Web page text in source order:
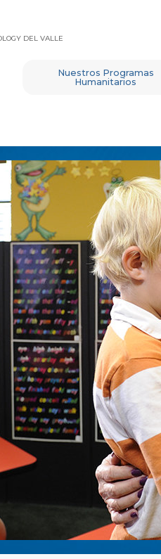
DEL VALLE
Nuestros Programas
Humanitarios